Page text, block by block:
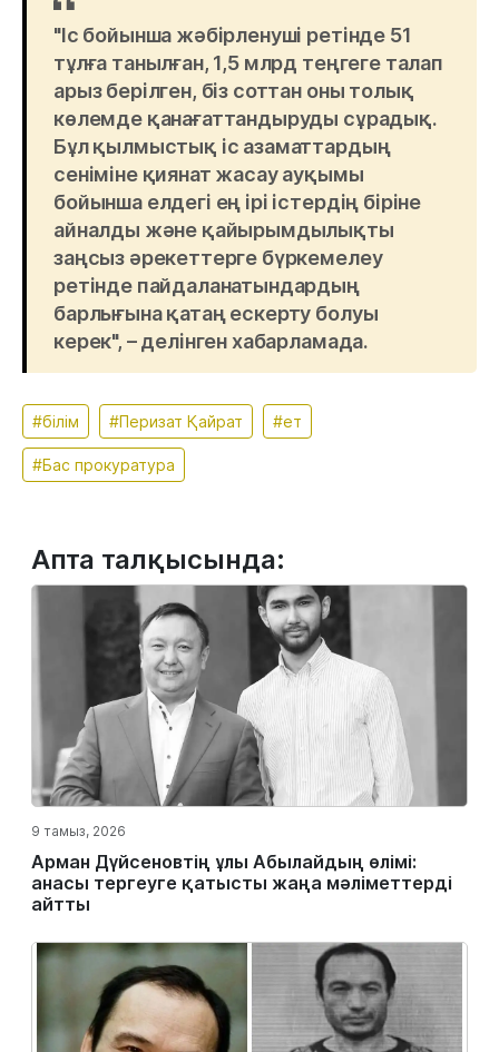
"Іс бойынша жәбірленуші ретінде 51
тұлға танылған, 1,5 млрд теңгеге талап
арыз берілген, біз соттан оны толық
көлемде қанағаттандыруды сұрадық.
Бұл қылмыстық іс азаматтардың
сеніміне қиянат жасау ауқымы
бойынша елдегі ең ірі істердің біріне
айналды және қайырымдылықты
заңсыз әрекеттерге бүркемелеу
ретінде пайдаланатындардың
барлығына қатаң ескерту болуы
керек", – делінген хабарламада.
#білім #Перизат Қайрат #ет
#Бас прокуратура
Апта талқысында:
9 тамыз, 2026
Арман Дүйсеновтің ұлы Абылайдың өлімі:
анасы тергеуге қатысты жаңа мәліметтерді
айтты